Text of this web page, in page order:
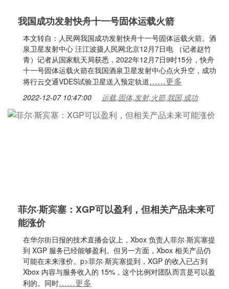
我国成功发射快舟十一号固体运载火箭
本文转自：人民网我国成功发射快舟十一号固体运载火箭。酒
泉卫星发射中心 汪江波摄人民网北京12月7日电 （记者赵竹
青）记者从国家航天局获悉，2022年12月7日9时15分，快舟
十一号固体运载火箭在我国酒泉卫星发射中心点火升空，成功
将行云交通VDES试验卫星送入预定轨道……更多
2022-12-07 10:47:00 运载,固体,发射,火箭,我国,成功
菲尔·斯宾塞：XGP可以盈利，但相关产品未来可
能涨价
在华尔街日报的技术直播会议上，Xbox 负责人菲尔·斯宾塞提
到 XGP 服务已经能够盈利。但另一方面，Xbox 相关产品仍
可能在未来涨价。p>菲尔·斯宾塞提到，XGP 的收入已占到
Xbox 内容与服务收入的 15%，这个比例对团队而言是可以盈
利的。同时……更多